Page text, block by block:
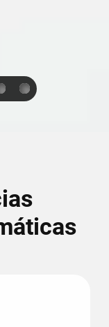
4 5